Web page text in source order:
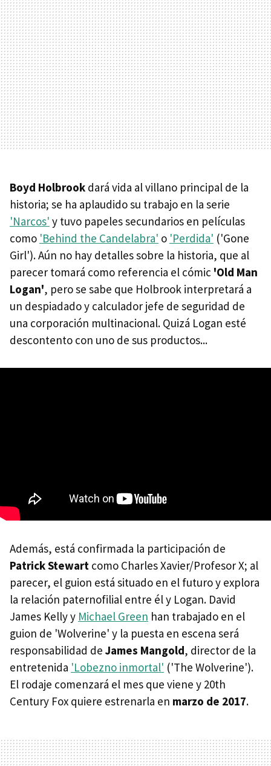
Boyd Holbrook dará vida al villano principal de la
historia; se ha aplaudido su trabajo en la serie
'Narcos' y tuvo papeles secundarios en películas
como 'Behind the Candelabra' o 'Perdida' ('Gone
Girl'). Aún no hay detalles sobre la historia, que al
parecer tomará como referencia el cómic 'Old Man
Logan', pero se sabe que Holbrook interpretará a
un despiadado y calculador jefe de seguridad de
una corporación multinacional. Quizá Logan esté
descontento con uno de sus productos...
Además, está confirmada la participación de
Patrick Stewart como Charles Xavier/Profesor X; al
parecer, el guion está situado en el futuro y explora
la relación paternofilial entre él y Logan. David
James Kelly y Michael Green han trabajado en el
guion de 'Wolverine' y la puesta en escena será
responsabilidad de James Mangold, director de la
entretenida 'Lobezno inmortal' ('The Wolverine').
El rodaje comenzará el mes que viene y 20th
Century Fox quiere estrenarla en marzo de 2017.